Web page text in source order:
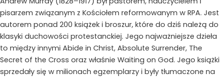
pisarzem związanym z Kościołem reformowanym w RPA. Jest
autorem ponad 200 książek i broszur, które do dziś należą do
klasyki duchowości protestanckiej. Jego najważniejsze dzieła
to między innymi Abide in Christ, Absolute Surrender, The
Secret of the Cross oraz właśnie Waiting on God. Jego książki
sprzedały się w milionach egzemplarzy i były tłumaczone na